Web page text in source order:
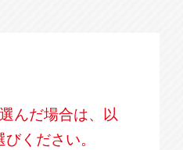
んだ場合は、以
ください。